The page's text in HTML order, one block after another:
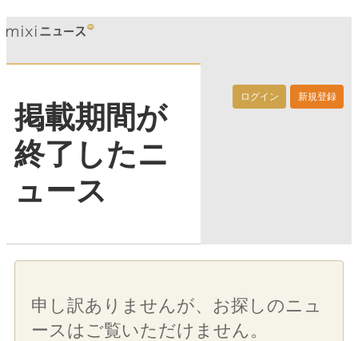
ログイン 新規登録
掲載期間が
終了したニ
ュース
申し訳ありませんが、お探しのニュ
ースはご覧いただけません。